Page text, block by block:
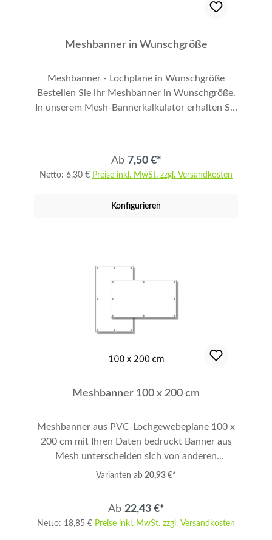
Meshbanner in Wunschgröße
Meshbanner - Lochplane in Wunschgröße
Bestellen Sie ihr Meshbanner in Wunschgröße.
In unserem Mesh-Bannerkalkulator erhalten Sie
Lochplane kommt aus deutscher Produktion.
REACH-Konform. 100% Made in Germany.
Kantenverstärkung für Mesh-Banner im
Meshbanner ca. 360 g/qm UV-Beständig und
Wetterfest Lochbanner mit Luftdurchlässigkeit
46,3% 310 cm Druckbreite am Stück, danach
Garantiert 2 Jahre UV-beständig
Mehrere Motive und Banner = Staffelpreis
wählbar Lieferzeit in den Bestelloptionen
wählbar.
Ab 7,50 €*
Netto: 6,30 € Preise inkl. MwSt. zzgl. Versandkosten
Konfigurieren
Meshbanner 100 x 200 cm
Meshbanner aus PVC-Lochgewebeplane 100 x
200 cm mit Ihren Daten bedruckt Banner aus
Mesh unterscheiden sich von anderen
Werbebannern durch Ihre spezielle
Winddruck stand und aufblähen wird
vermieden. So bleibt Ihre Werbebotschaft auch
Varianten ab 20,93 €*
Ab 22,43 €*
Netto: 18,85 € Preise inkl. MwSt. zzgl. Versandkosten